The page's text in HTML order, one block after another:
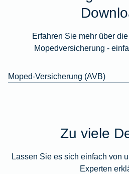
Erfahren Sie mehr über
Mopedversicherung -
Moped-Versicherung (AVB)
Zu viele
Lassen Sie es sich einfach von
Experten